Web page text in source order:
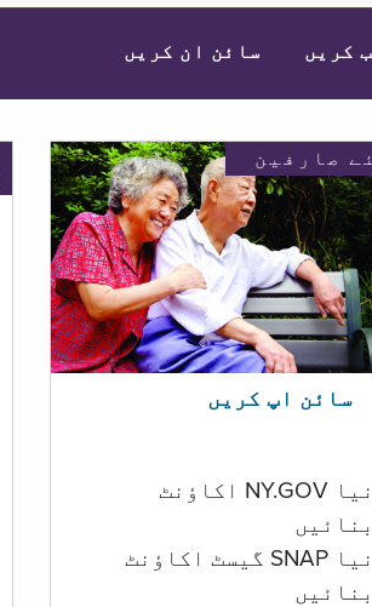
کریں سائن ان کریں
صارفین
سائن اپ کریں
نیا NY.GOV اکاؤنٹ
بنائیں
نیا SNAP گیسٹ اکاؤنٹ
بنائیں